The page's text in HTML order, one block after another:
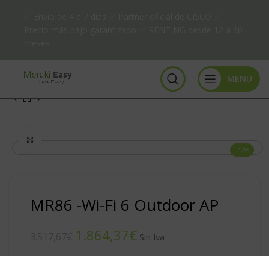
MENU
-47%
MR86 -Wi-Fi 6 Outdoor AP
1.864,37€